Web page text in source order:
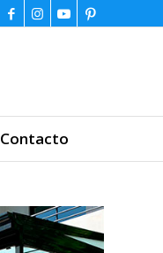
Contacto